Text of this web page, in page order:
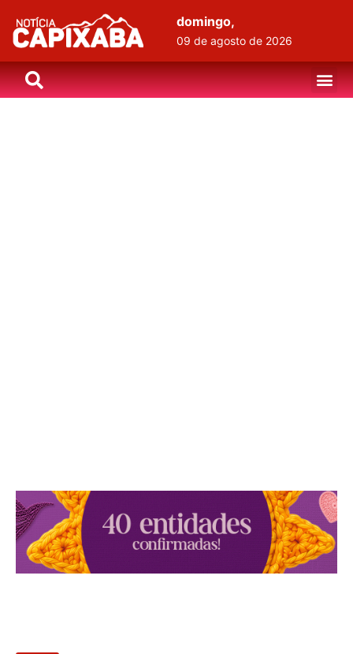
domingo,
09 de agosto de 2026